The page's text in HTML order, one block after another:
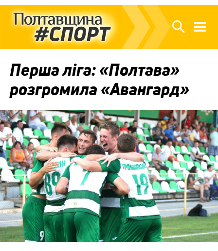
Перша ліга: «Полтава»
розгромила «Авангард»